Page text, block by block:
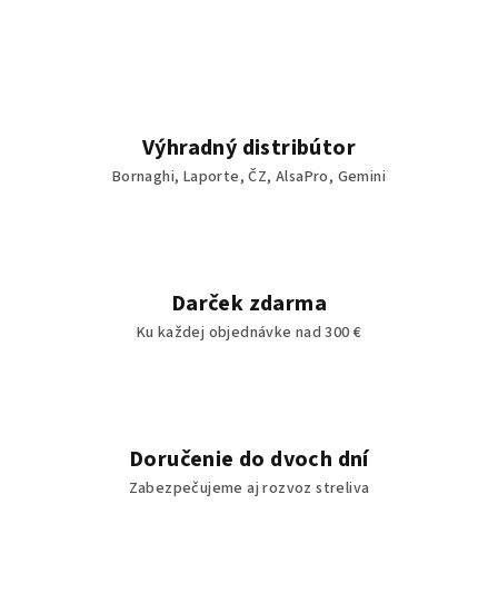
Výhradný distribútor
Bornaghi, Laporte, ČZ, AlsaPro, Gemini
Darček zdarma
Ku každej objednávke nad 300 €
Doručenie do dvoch dní
Zabezpečujeme aj rozvoz streliva